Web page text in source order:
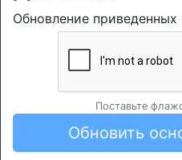
Обновление приведенных
Поставьте
Обновить